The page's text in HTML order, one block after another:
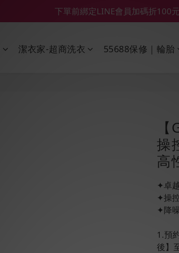
【鑽石熊/金熊新客首購限定】優惠搭
【55688商城】6 月年中慶滿額贈品發送
潔衣家-超商洗衣 55688保修｜輪胎
操
高
✦卓
✦操
✦降
1.預
後】